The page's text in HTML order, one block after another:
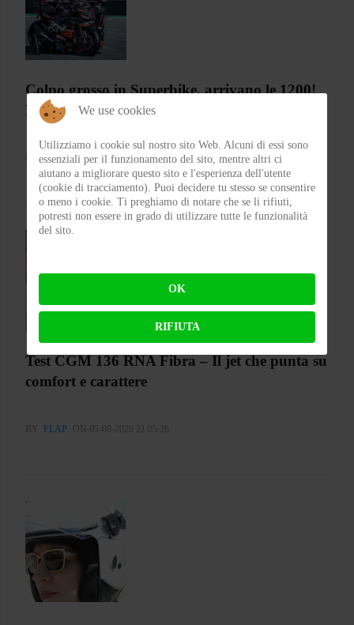
Colpo grosso in Superbike, arrivano le 1200!
Bentornata Aprilia?
MICHELE RUBIN (WOLF) ON 07-08-2026 00:11:35
Test CGM 136 RNA Fibra – Il jet che punta su
comfort e carattere
BY FLAP ON 05-08-2026 21:05:26
We use cookies
Utilizziamo i cookie sul nostro sito Web. Alcuni di essi sono
essenziali per il funzionamento del sito, mentre altri ci
aiutano a migliorare questo sito e l'esperienza dell'utente
(cookie di tracciamento). Puoi decidere tu stesso se consentire
o meno i cookie. Ti preghiamo di notare che se li rifiuti,
potresti non essere in grado di utilizzare tutte le funzionalità
del sito.
OK
RIFIUTA